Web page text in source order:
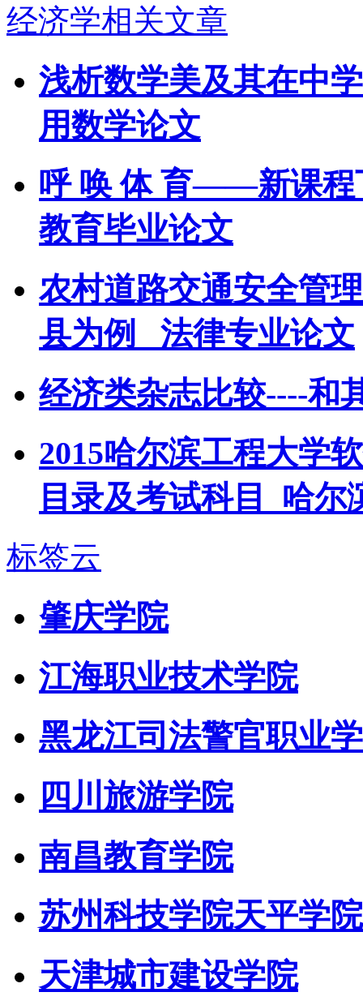
经济学相关文章
浅析数学美及其在中
用数学论文
呼 唤 体 育——新课程
教育毕业论文
农村道路交通安全管
县为例 _法律专业论文
经济类杂志比较----和
2015哈尔滨工程大学
目录及考试科目_哈
标签云
肇庆学院
江海职业技术学院
黑龙江司法警官职业
四川旅游学院
南昌教育学院
苏州科技学院天平学院
天津城市建设学院